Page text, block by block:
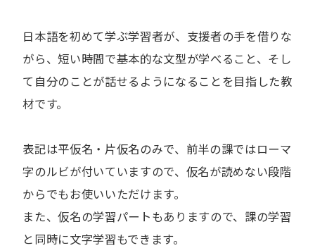
日本語を初めて学ぶ学習者が、支援者の手を借りな
がら、短い時間で基本的な文型が学べること、そし
て自分のことが話せるようになることを目指した教
材です。
表記は平仮名・片仮名のみで、前半の課ではローマ
字のルビが付いていますので、仮名が読めない段階
からでもお使いいただけます。
また、仮名の学習パートもありますので、課の学習
と同時に文字学習もできます。